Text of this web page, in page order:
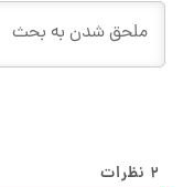
۲ نظرات